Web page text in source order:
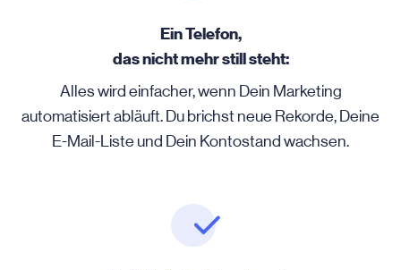
Ein Telefon,
das nicht mehr still steht:
Alles wird einfacher, wenn Dein Marketing
automatisiert abläuft. Du brichst neue Rekorde, Deine
E-Mail-Liste und Dein Kontostand wachsen.